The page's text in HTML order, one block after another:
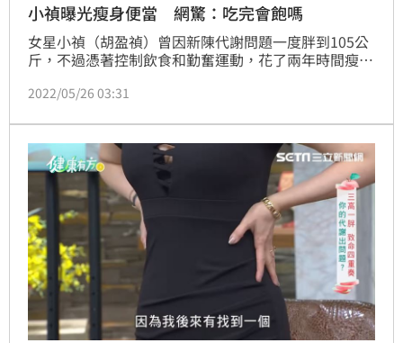
小禎曝光瘦身便當 網驚：吃完會飽嗎
女星小禎（胡盈禎）曾因新陳代謝問題一度胖到105公
斤，不過憑著控制飲食和勤奮運動，花了兩年時間瘦到
日也在社群平台分享自己平常的便當菜色，不少網友看
2022/05/26 03:31